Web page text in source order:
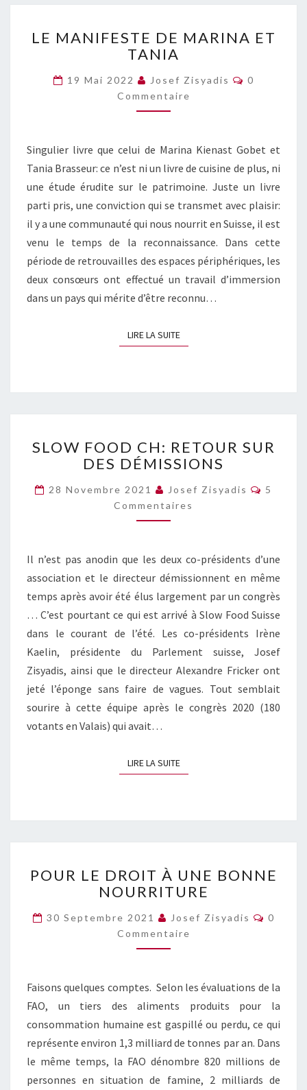
MANIFESTE
DE
ET
TANIA
LE MANIFESTE DE MARINA ET
TANIA
19 Mai 2022 Josef Zisyadis
0
Commentaire
Singulier livre que celui de Marina Kienast Gobet et
Tania Brasseur: ce n’est ni un livre de cuisine de plus, ni
une étude érudite sur le patrimoine. Juste un livre
parti pris, une conviction qui se transmet avec plaisir:
il y a une communauté qui nous nourrit en Suisse, il est
venu le temps de la reconnaissance. Dans cette
période de retrouvailles des espaces périphériques, les
deux consœurs ont effectué un travail d’immersion
dans un pays qui mérite d’être reconnu…
LIRE LA SUITELIRE LA SUITE
FOOD
CH:
SUR
DES
DÉMISSIONS
SLOW FOOD CH: RETOUR SUR
DES DÉMISSIONS
28 Novembre 2021 Josef Zisyadis
5
Commentaires
Il n’est pas anodin que les deux co-présidents d’une
association et le directeur démissionnent en même
temps après avoir été élus largement par un congrès
… C’est pourtant ce qui est arrivé à Slow Food Suisse
dans le courant de l’été. Les co-présidents Irène
Kaelin, présidente du Parlement suisse, Josef
Zisyadis, ainsi que le directeur Alexandre Fricker ont
jeté l’éponge sans faire de vagues. Tout semblait
sourire à cette équipe après le congrès 2020 (180
votants en Valais) qui avait…
LIRE LA SUITELIRE LA SUITE
LE
DROIT
UNE
BONNE
NOURRITURE
POUR LE DROIT À UNE BONNE
NOURRITURE
30 Septembre 2021 Josef Zisyadis
0
Commentaire
Faisons quelques comptes. Selon les évaluations de la
FAO, un tiers des aliments produits pour la
consommation humaine est gaspillé ou perdu, ce qui
représente environ 1,3 milliard de tonnes par an. Dans
le même temps, la FAO dénombre 820 millions de
personnes en situation de famine, 2 milliards de